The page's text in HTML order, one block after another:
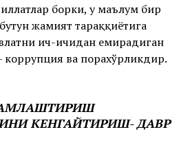
борки, у маълум бир
жамият тараққиётига
ич-ичидан емирадиган
коррупция ва порахўрликдир.
КЕНГАЙТИРИШ- ДАВР